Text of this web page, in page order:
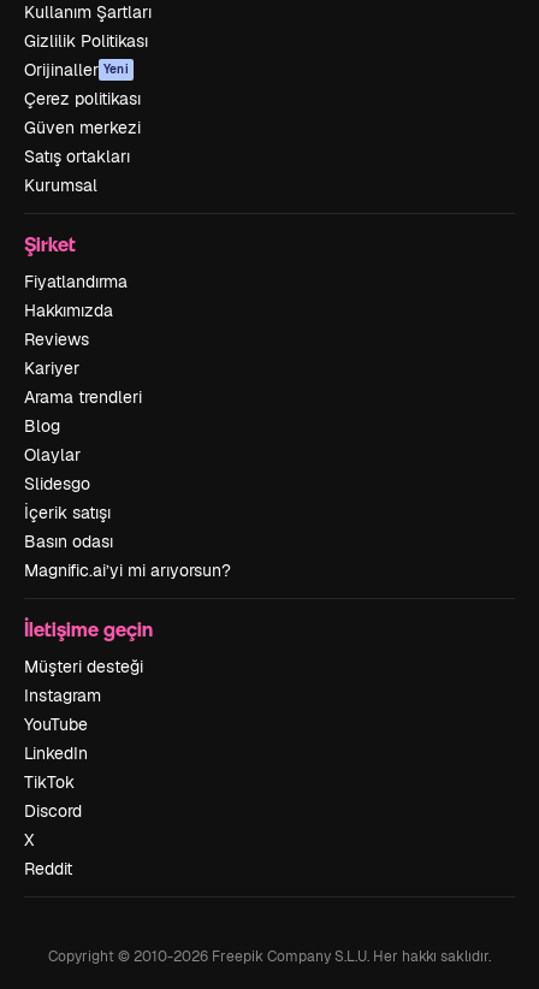
Kullanım Şartları
Gizlilik Politikası
Orijinaller Yeni
Çerez politikası
Güven merkezi
Satış ortakları
Kurumsal
Şirket
Fiyatlandırma
Hakkımızda
Reviews
Kariyer
Arama trendleri
Blog
Olaylar
Slidesgo
İçerik satışı
Basın odası
Magnific.ai’yi mi arıyorsun?
İletişime geçin
Müşteri desteği
Instagram
YouTube
LinkedIn
TikTok
Discord
X
Reddit
Copyright © 2010-2026 Freepik Company S.L.U. Her hakkı saklıdır.